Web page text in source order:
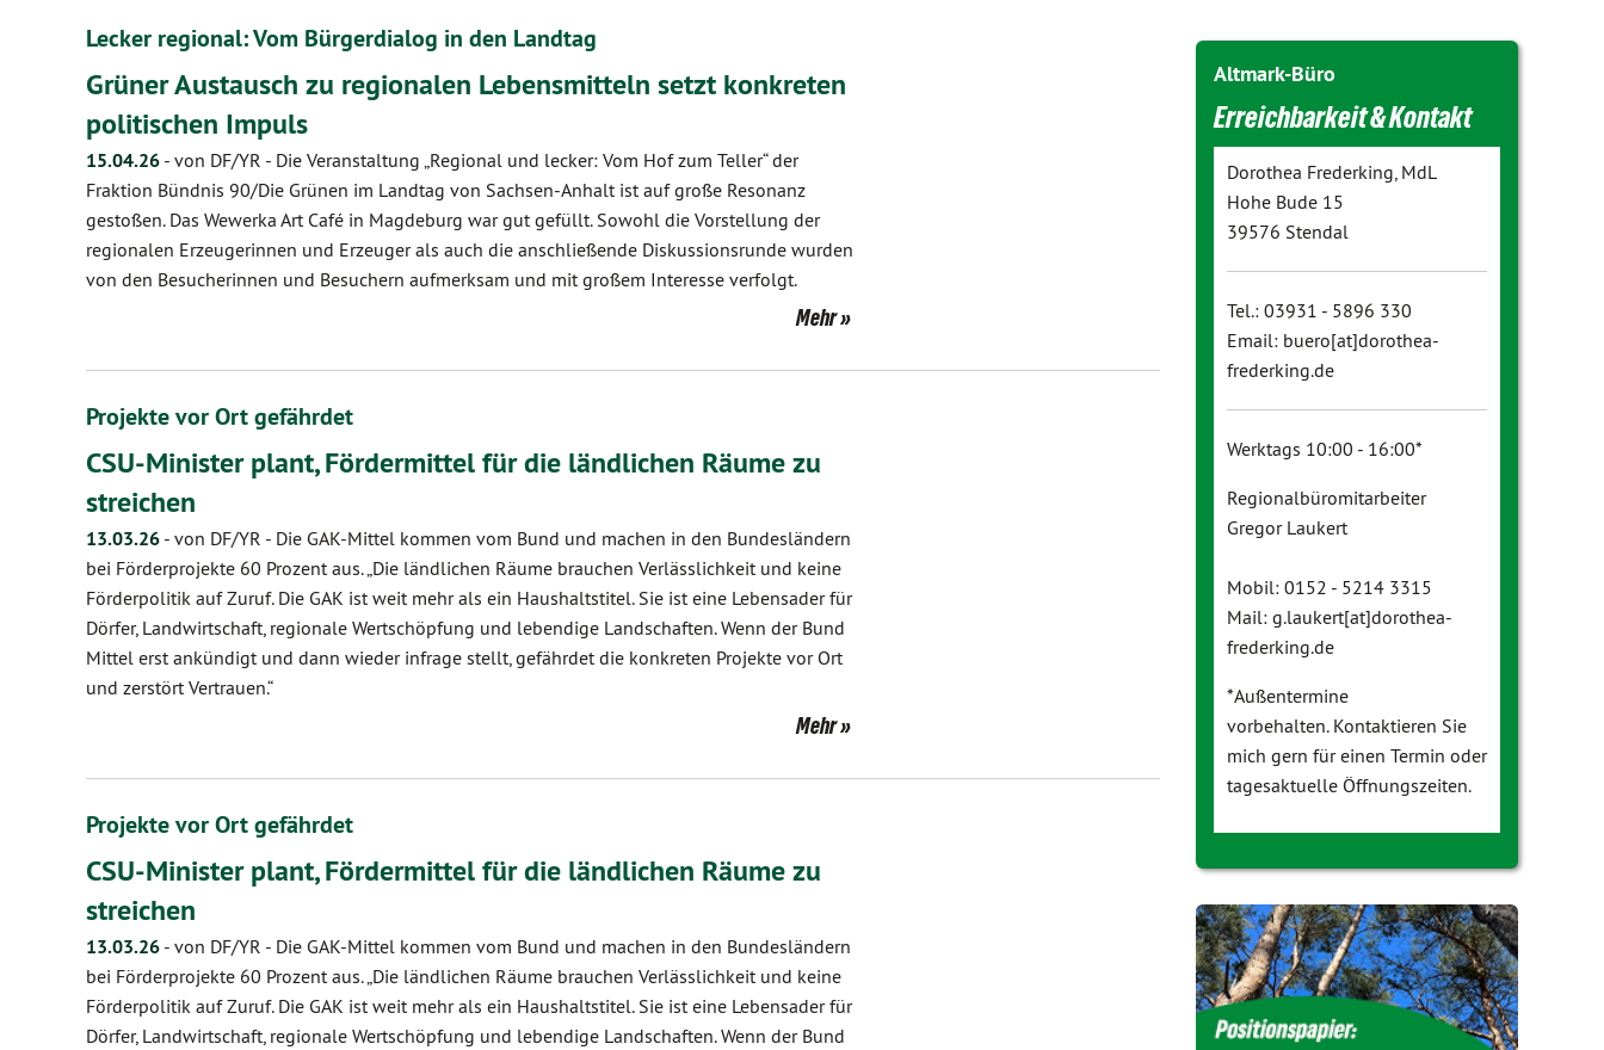
Lecker regional: Vom Bürgerdialog in den Landtag
Grüner Austausch zu regionalen Lebensmitteln setzt konkreten
politischen Impuls
15.04.26 - von DF/YR - Die Veranstaltung „Regional und lecker: Vom Hof zum Teller“ der
Fraktion Bündnis 90/Die Grünen im Landtag von Sachsen-Anhalt ist auf große Resonanz
gestoßen. Das Wewerka Art Café in Magdeburg war gut gefüllt. Sowohl die Vorstellung der
regionalen Erzeugerinnen und Erzeuger als auch die anschließende Diskussionsrunde wurden
von den Besucherinnen und Besuchern aufmerksam und mit großem Interesse verfolgt.
Mehr
Projekte vor Ort gefährdet
CSU-Minister plant, Fördermittel für die ländlichen Räume zu
streichen
13.03.26 - von DF/YR - Die GAK-Mittel kommen vom Bund und machen in den Bundesländern
bei Förderprojekte 60 Prozent aus. „Die ländlichen Räume brauchen Verlässlichkeit und keine
Förderpolitik auf Zuruf. Die GAK ist weit mehr als ein Haushaltstitel. Sie ist eine Lebensader für
Dörfer, Landwirtschaft, regionale Wertschöpfung und lebendige Landschaften. Wenn der Bund
Mittel erst ankündigt und dann wieder infrage stellt, gefährdet die konkreten Projekte vor Ort
und zerstört Vertrauen.“
Mehr
Projekte vor Ort gefährdet
CSU-Minister plant, Fördermittel für die ländlichen Räume zu
streichen
13.03.26 - von DF/YR - Die GAK-Mittel kommen vom Bund und machen in den Bundesländern
bei Förderprojekte 60 Prozent aus. „Die ländlichen Räume brauchen Verlässlichkeit und keine
Förderpolitik auf Zuruf. Die GAK ist weit mehr als ein Haushaltstitel. Sie ist eine Lebensader für
Dörfer, Landwirtschaft, regionale Wertschöpfung und lebendige Landschaften. Wenn der Bund
Altmark-Büro
Erreichbarkeit & Kontakt
Dorothea Frederking, MdL
Hohe Bude 15
39576 Stendal
Tel.: 03931 - 5896 330
Email: buero[at]dorothea-
frederking.de
Werktags 10:00 - 16:00*
Regionalbüromitarbeiter
Gregor Laukert
Mobil: 0152 - 5214 3315
Mail: g.laukert[at]dorothea-
frederking.de
*Außentermine
vorbehalten. Kontaktieren Sie
mich gern für einen Termin oder
tagesaktuelle Öffnungszeiten.